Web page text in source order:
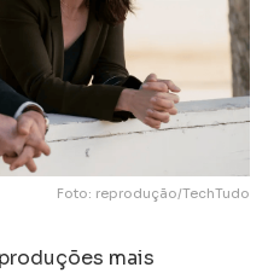
Foto: reprodução/TechTudo
mais